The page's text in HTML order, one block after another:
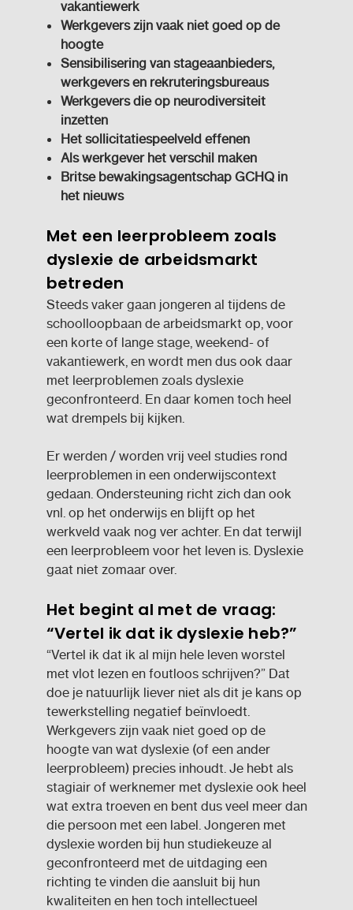
vakantiewerk
Werkgevers zijn vaak niet goed op de
hoogte
Sensibilisering van stageaanbieders,
werkgevers en rekruteringsbureaus
Werkgevers die op neurodiversiteit
inzetten
Het sollicitatiespeelveld effenen
Als werkgever het verschil maken
Britse bewakingsagentschap GCHQ in
het nieuws
Met een leerprobleem zoals
dyslexie de arbeidsmarkt
betreden
Steeds vaker gaan jongeren al tijdens de
schoolloopbaan de arbeidsmarkt op, voor
een korte of lange stage, weekend- of
vakantiewerk, en wordt men dus ook daar
met leerproblemen zoals dyslexie
geconfronteerd. En daar komen toch heel
wat drempels bij kijken.
Er werden / worden vrij veel studies rond
leerproblemen in een onderwijscontext
gedaan. Ondersteuning richt zich dan ook
vnl. op het onderwijs en blijft op het
werkveld vaak nog ver achter. En dat terwijl
een leerprobleem voor het leven is. Dyslexie
gaat niet zomaar over.
Het begint al met de vraag:
“Vertel ik dat ik dyslexie heb?”
“Vertel ik dat ik al mijn hele leven worstel
met vlot lezen en foutloos schrijven?” Dat
doe je natuurlijk liever niet als dit je kans op
tewerkstelling negatief beïnvloedt.
Werkgevers zijn vaak niet goed op de
hoogte van wat dyslexie (of een ander
leerprobleem) precies inhoudt. Je hebt als
stagiair of werknemer met dyslexie ook heel
wat extra troeven en bent dus veel meer dan
die persoon met een label. Jongeren met
dyslexie worden bij hun studiekeuze al
geconfronteerd met de uitdaging een
richting te vinden die aansluit bij hun
kwaliteiten en hen toch intellectueel